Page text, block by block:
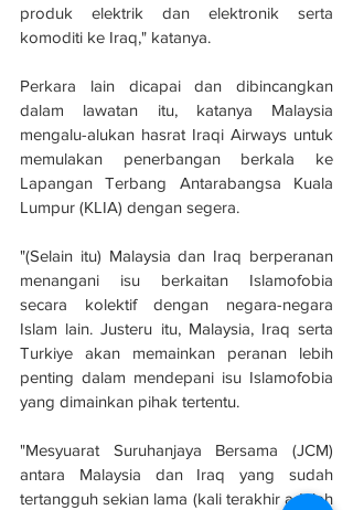
produk elektrik dan elektronik serta
komoditi ke Iraq," katanya.
Perkara lain dicapai dan dibincangkan
dalam lawatan itu, katanya Malaysia
mengalu-alukan hasrat Iraqi Airways untuk
memulakan penerbangan berkala ke
Lapangan Terbang Antarabangsa Kuala
Lumpur (KLIA) dengan segera.
"(Selain itu) Malaysia dan Iraq berperanan
menangani isu berkaitan Islamofobia
secara kolektif dengan negara-negara
Islam lain. Justeru itu, Malaysia, Iraq serta
Turkiye akan memainkan peranan lebih
penting dalam mendepani isu Islamofobia
yang dimainkan pihak tertentu.
"Mesyuarat Suruhanjaya Bersama (JCM)
antara Malaysia dan Iraq yang sudah
tertangguh sekian lama (kali terakhir adalah